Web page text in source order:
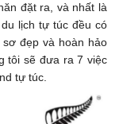
đặt ra, và nhất là
lịch tự túc đều có
đẹp và hoàn hảo
tôi sẽ đưa ra 7 việc
tự túc.